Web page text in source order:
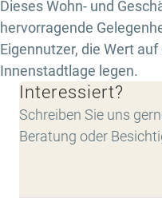
Dieses Wohn- und
hervorragende
Eigennutzer, die Wert
Innenstadtlage legen.
Interessiert?
Schreiben Sie uns
Beratung oder